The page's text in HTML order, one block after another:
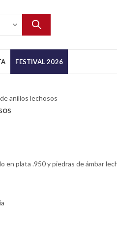
FESTIVAL 2026
anillos lechosos
en plata .950 y piedras de ámbar